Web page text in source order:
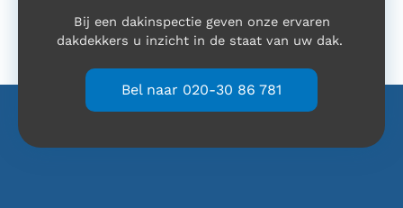
Bij een dakinspectie geven onze ervaren
dakdekkers u inzicht in de staat van uw dak.
Bel naar 020-30 86 781